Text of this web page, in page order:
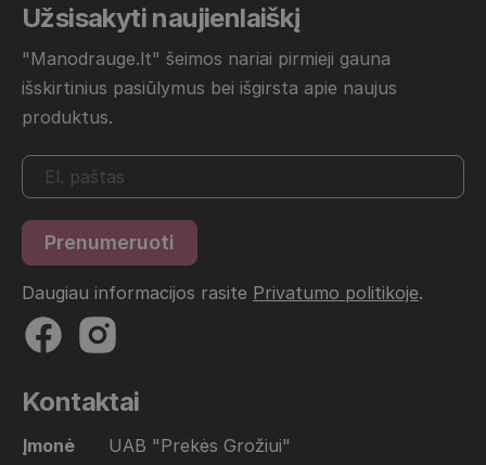
Užsisakyti naujienlaiškį
"Manodrauge.lt" šeimos nariai pirmieji gauna
išskirtinius pasiūlymus bei išgirsta apie naujus
produktus.
Daugiau informacijos rasite Privatumo politikoje.
Kontaktai
Įmonė
UAB "Prekės Grožiui"